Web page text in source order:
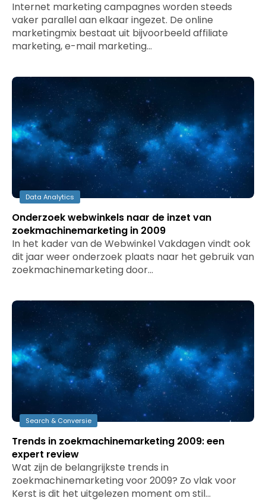
Internet marketing campagnes worden steeds
vaker parallel aan elkaar ingezet. De online
marketingmix bestaat uit bijvoorbeeld affiliate
marketing, e-mail marketing…
Data Analytics
Onderzoek webwinkels naar de inzet van
zoekmachinemarketing in 2009
In het kader van de Webwinkel Vakdagen vindt ook
dit jaar weer onderzoek plaats naar het gebruik van
zoekmachinemarketing door…
Search & Conversie
Trends in zoekmachinemarketing 2009: een
expert review
Wat zijn de belangrijkste trends in
zoekmachinemarketing voor 2009? Zo vlak voor
Kerst is dit het uitgelezen moment om stil…